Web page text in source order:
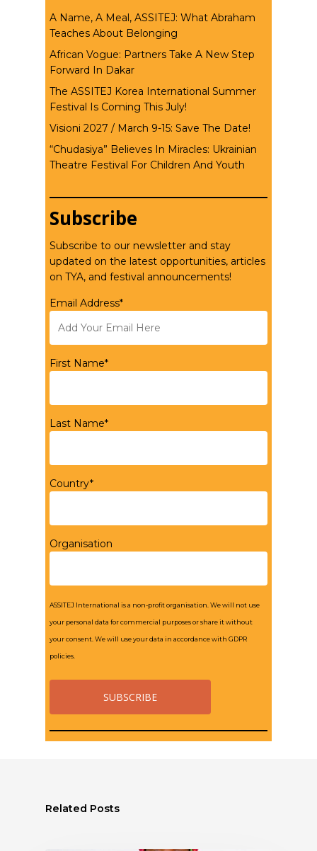
A Name, A Meal, ASSITEJ: What Abraham
Teaches About Belonging
African Vogue: Partners Take A New Step
Forward In Dakar
The ASSITEJ Korea International Summer
Festival Is Coming This July!
Visioni 2027 / March 9-15: Save The Date!
“Chudasiya” Believes In Miracles: Ukrainian
Theatre Festival For Children And Youth
Subscribe
Subscribe to our newsletter and stay
updated on the latest opportunities, articles
on TYA, and festival announcements!
Email Address*
First Name*
Last Name*
Country*
Organisation
ASSITEJ International is a non-profit organisation. We will not use
your personal data for commercial purposes or share it without
your consent. We will use your data in accordance with GDPR
policies.
Related Posts